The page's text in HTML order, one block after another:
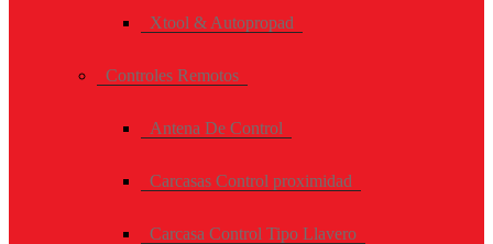
Xtool & Autopropad
Controles Remotos
Antena De Control
Carcasas Control proximidad
Carcasa Control Tipo Llavero